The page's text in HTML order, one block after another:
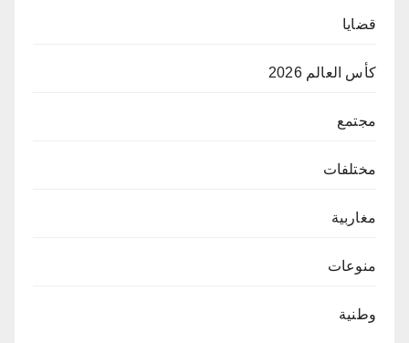
قضايا
كأس العالم 2026
مجتمع
مختلفات
مغاربية
منوعات
وطنية